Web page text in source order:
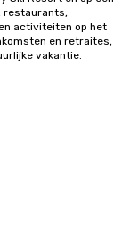
library of hundreds of
rearranged with
and soul. ► Visual Sophistication: Our
restaurants,
activiteiten op het
en retraites,
vakantie.